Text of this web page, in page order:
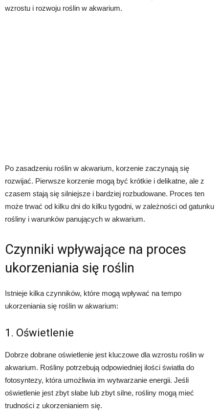
wzrostu i rozwoju roślin w akwarium.
Po zasadzeniu roślin w akwarium, korzenie zaczynają się
rozwijać. Pierwsze korzenie mogą być krótkie i delikatne, ale z
czasem stają się silniejsze i bardziej rozbudowane. Proces ten
może trwać od kilku dni do kilku tygodni, w zależności od gatunku
rośliny i warunków panujących w akwarium.
Czynniki wpływające na proces
ukorzeniania się roślin
Istnieje kilka czynników, które mogą wpływać na tempo
ukorzeniania się roślin w akwarium:
1. Oświetlenie
Dobrze dobrane oświetlenie jest kluczowe dla wzrostu roślin w
akwarium. Rośliny potrzebują odpowiedniej ilości światła do
fotosyntezy, która umożliwia im wytwarzanie energii. Jeśli
oświetlenie jest zbyt słabe lub zbyt silne, rośliny mogą mieć
trudności z ukorzenianiem się.